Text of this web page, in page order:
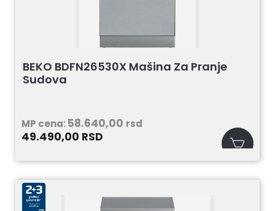
BEKO BDFN26530X Mašina Za Pranje
Sudova
MP cena:58.640,00 rsd
49.490,00 RSD